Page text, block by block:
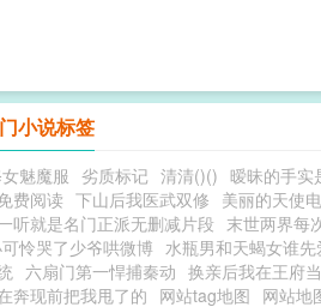
小说标签
魅魔服 劣质标记 清清()() 暧昧的手实
费阅读 下山后我医武双修 美丽的天使
听就是名门正派无删减片段 末世两界每
怜哭了少爷哄微博 水瓶男和天蝎女谁先
六扇门第一悍捕秦动 换亲后我在王府
奔现前把我甩了的 网站tag地图 网站地